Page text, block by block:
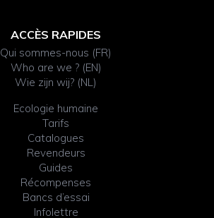
ACCÈS RAPIDES
Qui sommes-nous (FR)
Who are we ? (EN)
Wie zijn wij? (NL)
Ecologie humaine
Tarifs
Catalogues
Revendeurs
Guides
Récompenses
Bancs d’essai
Infolettre